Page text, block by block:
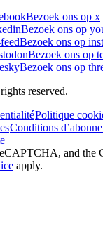
Bezoek ons op x
Bezoek ons op
Bezoek ons op
Bezoek ons op
Bezoek ons op
reserved.
Politique
Conditions
and the
apply.